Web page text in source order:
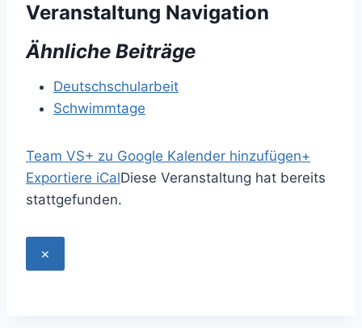
Veranstaltung Navigation
Ähnliche Beiträge
Deutschschularbeit
Schwimmtage
Team VS+ zu Google Kalender hinzufügen+
Exportiere iCalDiese Veranstaltung hat bereits
stattgefunden.
×